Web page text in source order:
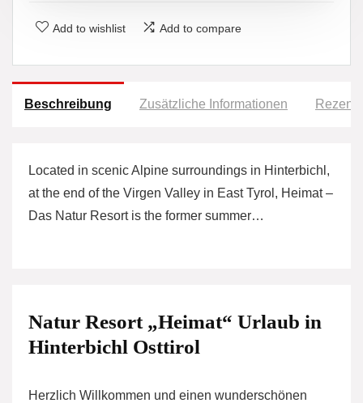
Add to wishlist Add to compare
Beschreibung Zusätzliche Informationen
Located in scenic Alpine surroundings in Hinterbichl,
at the end of the Virgen Valley in East Tyrol, Heimat –
Das Natur Resort is the former summer…
Natur Resort „Heimat“ Urlaub in
Hinterbichl Osttirol
Herzlich Willkommen und einen wunderschönen